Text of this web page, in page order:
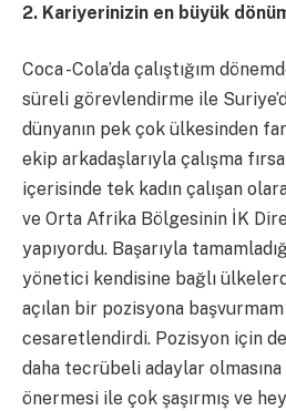
2. Kariyerinizin en büyük
Coca -Cola’da çalıştığım
süreli görevlendirme ile
dünyanın pek çok ülkesinden
ekip arkadaşlarıyla çalışma
içerisinde tek kadın çalışan
ve Orta Afrika Bölgesinin İK
yapıyordu. Başarıyla
yönetici kendisine bağlı
açılan bir pozisyona
cesaretlendirdi. Pozisyon için
daha tecrübeli adaylar
önermesi ile çok şaşırmış ve